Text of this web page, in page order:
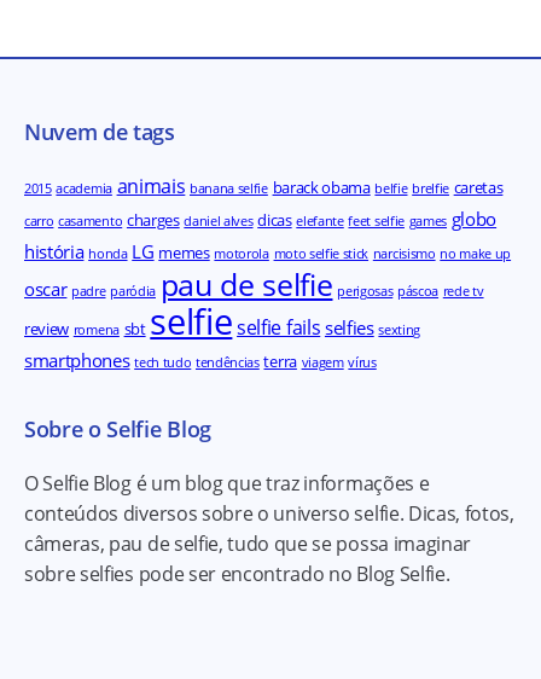
Nuvem de tags
2015 academia animais banana selfie barack obama belfie brelfie caretas
carro casamento charges daniel alves dicas elefante feet selfie games globo
história honda LG memes motorola moto selfie stick narcisismo no make up
oscar padre paródia pau de selfie perigosas páscoa rede tv
review romena sbt selfieselfie fails selfies sexting
smartphones tech tudo tendências terra viagem vírus
Sobre o Selfie Blog
O Selfie Blog é um blog que traz informações e
conteúdos diversos sobre o universo selfie. Dicas, fotos,
câmeras, pau de selfie, tudo que se possa imaginar
sobre selfies pode ser encontrado no Blog Selfie.